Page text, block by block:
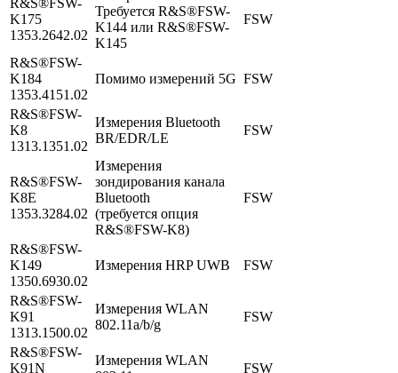
K175
1353.2642.02
Требуется R&S®FSW-
K144 или R&S®FSW-
K145
FSW
R&S®FSW-
K184
1353.4151.02
Помимо измерений 5G FSW
R&S®FSW-
K8
1313.1351.02
Измерения Bluetooth
BR/EDR/LE
FSW
R&S®FSW-
K8E
1353.3284.02
Измерения
зондирования канала
Bluetooth
(требуется опция
R&S®FSW-K8)
FSW
R&S®FSW-
K149
1350.6930.02
Измерения HRP UWB FSW
R&S®FSW-
K91
1313.1500.02
Измерения WLAN
802.11a/b/g
FSW
R&S®FSW-
K91N
Измерения WLAN
FSW